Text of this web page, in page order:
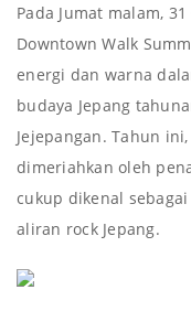
Pada Jumat malam,
Downtown Walk
energi dan warna
budaya Jepang
Jejepangan. Tahun
dimeriahkan oleh
cukup dikenal
aliran rock Jepang.